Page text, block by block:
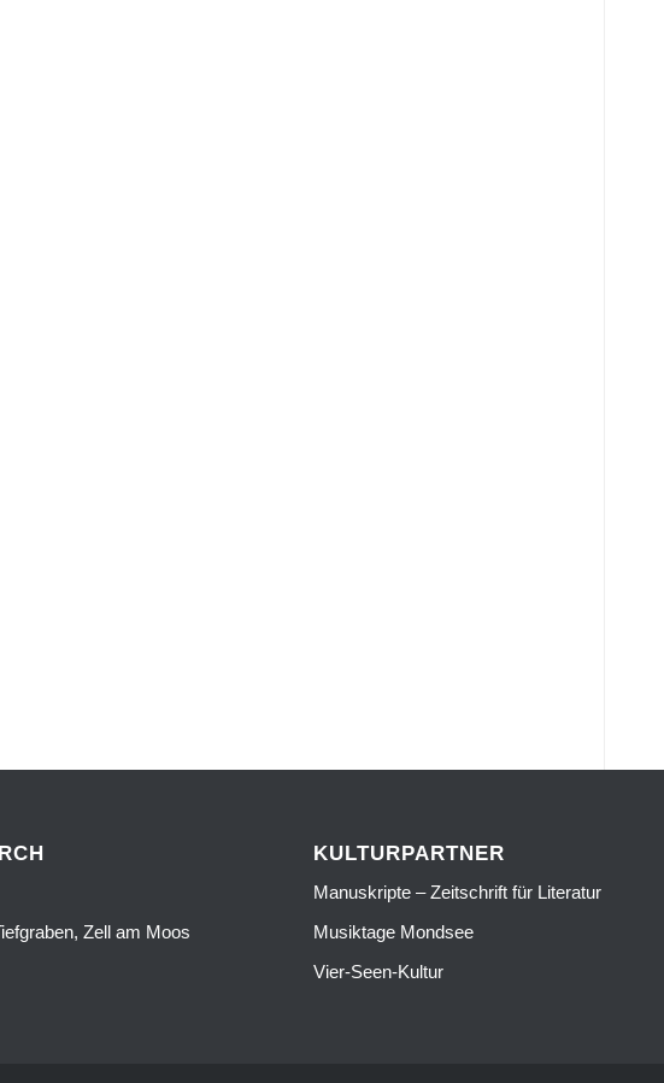
Zell am Moos
KULTURPARTNER
Manuskripte – Zeitschrift für Literatur
Musiktage Mondsee
Vier-Seen-Kultur